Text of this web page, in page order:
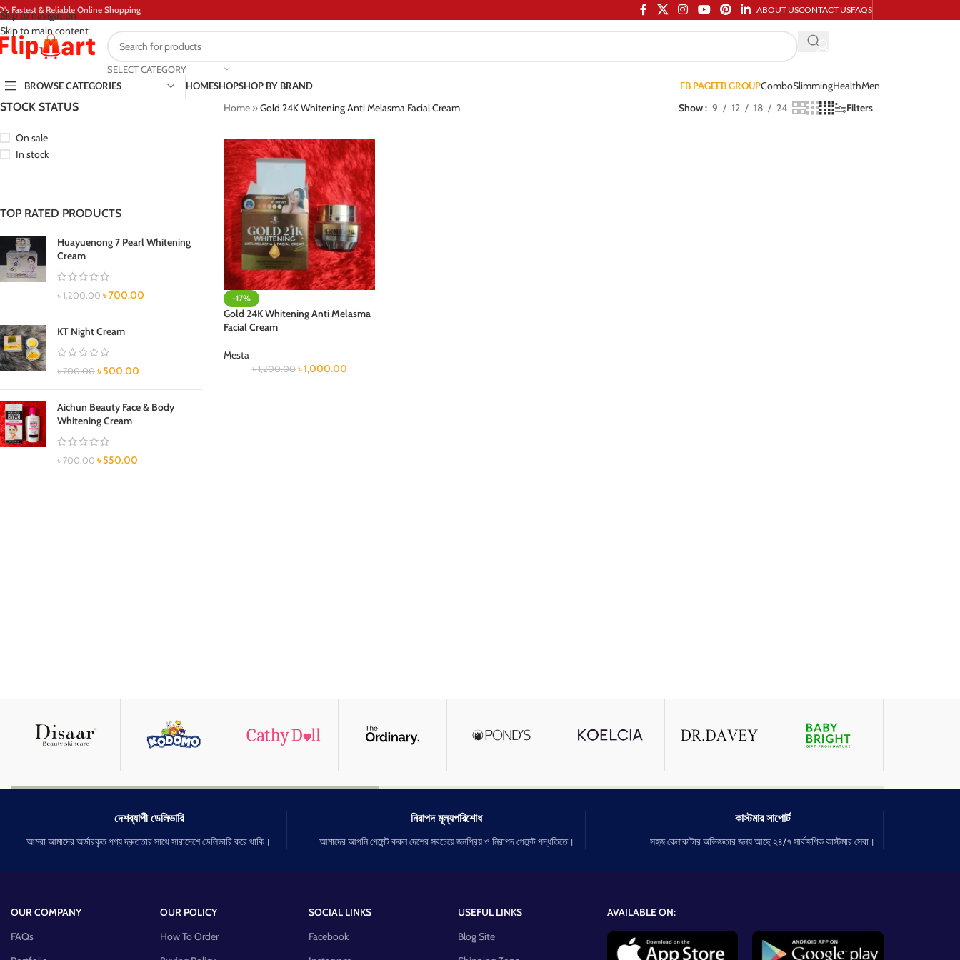
Skip to navigation
Skip to main content
Fastest & Reliable Online Shopping ABOUT USCONTACT USFAQS
SELECT CATEGORY
BROWSE CATEGORIES
HOMESHOPSHOP BY BRAND FB PAGEFB GROUPComboSlimmingHealthMen
STOCK STATUS
On sale
In stock
TOP RATED PRODUCTS
Huayuenong 7 Pearl Whitening
Cream
৳1,200.00 ৳700.00
KT Night Cream
৳700.00 ৳500.00
Aichun Beauty Face & Body
Whitening Cream
৳700.00 ৳550.00
Home»Gold 24K Whitening Anti Melasma Facial Cream Show 9 12 18 24 Filters
-17%
Gold 24K Whitening Anti Melasma
Facial Cream
Mesta
৳1,200.00 ৳1,000.00
দেশব্যাপী ডেলিভারি
আমরা আমাদের অর্ডারকৃত পণ্য দ্রুততার সাথে সারাদেশে ডেলিভারি করে থাকি।
নিরাপদ মূল্যপরিশোধ
আমাদের আপনি পেমেন্ট করুন দেশের সবচেয়ে জনপ্রিয় ও নিরাপদ পেমেন্ট পদ্ধতিতে।
কাস্টমার সাপোর্ট
সহজ কেনাকাটার অভিজ্ঞতার জন্য আছে ২৪/৭ সার্বক্ষণিক কাস্টমার সেবা।
OUR COMPANY
FAQs
OUR POLICY
How To Order
SOCIAL LINKS
Facebook
USEFUL LINKS
Blog Site
AVAILABLE ON: